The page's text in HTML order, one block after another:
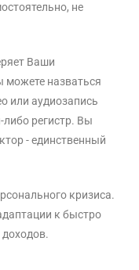
не
Ваши
назваться
или аудиозапись
либо регистр. Вы
- единственный
кризиса.
к быстро